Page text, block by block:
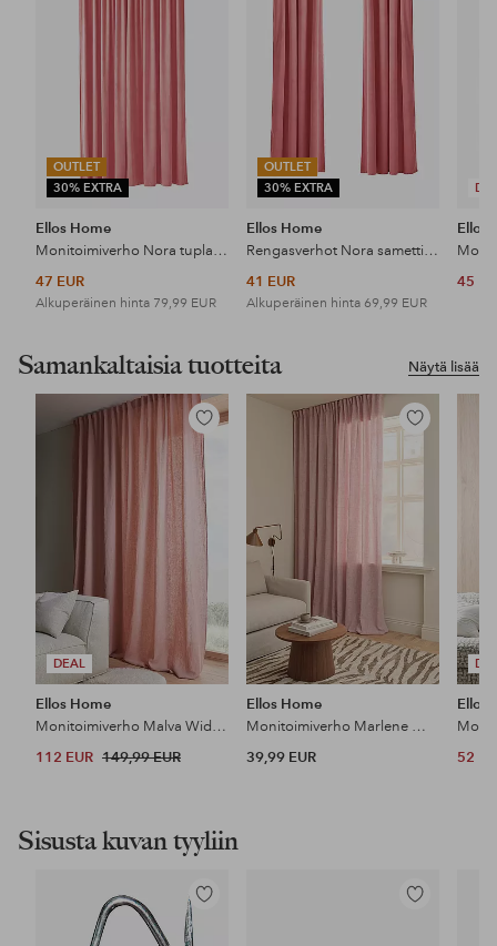
OUTLET
30% EXTRA
Ellos Home
Monitoimiverho Nora tuplaleveä, 1 kpl
47 EUR
Alkuperäinen hinta 79,99 EUR
OUTLET
30% EXTRA
Ellos Home
Rengasverhot Nora samettia, 2/pakk.
41 EUR
Alkuperäinen hinta 69,99 EUR
Ellos
45
Näytä lisää
Samankaltaisia tuotteita
DEAL
Lisää
suosikkeihin
Ellos Home
Monitoimiverho Malva Wide, erittäin leveä, 100% pellavaa, 1 kpl
112 EUR 149,99 EUR
Lisää
Ellos Home
Monitoimiverho Marlene Wide 1 kpl
39,99 EUR
Ellos
52
Sisusta kuvan tyyliin
Lisää
suosikkeihin
Lisää